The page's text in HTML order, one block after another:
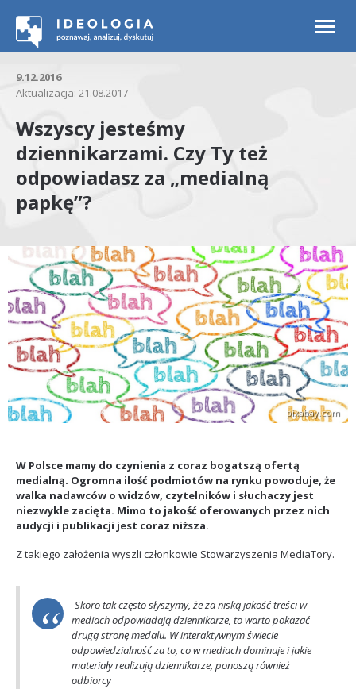
9.12.2016
Aktualizacja: 21.08.2017
Wszyscy jesteśmy
dziennikarzami. Czy Ty też
odpowiadasz za „medialną
papkę”?
pixabay.com
W Polsce mamy do czynienia z coraz bogatszą ofertą
medialną. Ogromna ilość podmiotów na rynku powoduje, że
walka nadawców o widzów, czytelników i słuchaczy jest
niezwykle zacięta. Mimo to jakość oferowanych przez nich
audycji i publikacji jest coraz niższa.
Z takiego założenia wyszli członkowie Stowarzyszenia MediaTory.
Skoro tak często słyszymy, że za niską jakość treści w
mediach odpowiadają dziennikarze, to warto pokazać
drugą stronę medalu. W interaktywnym świecie
odpowiedzialność za to, co w mediach dominuje i jakie
materiały realizują dziennikarze, ponoszą również
odbiorcy